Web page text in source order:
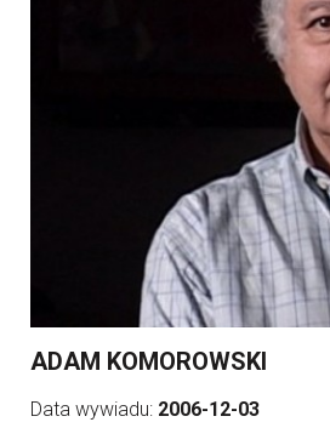
ADAM KOMOROWSKI
Data wywiadu: 2006-12-03